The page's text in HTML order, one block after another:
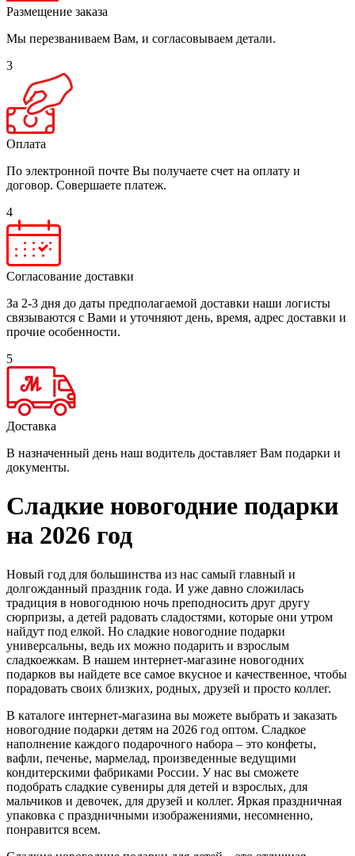
Размещение заказа
Мы перезваниваем Вам, и согласовываем детали.
3
Оплата
По электронной почте Вы получаете счет на оплату и
договор. Совершаете платеж.
4
Согласование доставки
За 2-3 дня до даты предполагаемой доставки наши логисты
связываются с Вами и уточняют день, время, адрес доставки и
прочие особенности.
5
Доставка
В назначенный день наш водитель доставляет Вам подарки и
документы.
Сладкие новогодние подарки
на 2026 год
Новый год для большинства из нас самый главный и
долгожданный праздник года. И уже давно сложилась
традиция в новогоднюю ночь преподносить друг другу
сюрпризы, а детей радовать сладостями, которые они утром
найдут под елкой. Но сладкие новогодние подарки
универсальны, ведь их можно подарить и взрослым
сладкоежкам. В нашем интернет-магазине новогодних
подарков вы найдете все самое вкусное и качественное, чтобы
порадовать своих близких, родных, друзей и просто коллег.
В каталоге интернет-магазина вы можете выбрать и заказать
новогодние подарки детям на 2026 год оптом. Сладкое
наполнение каждого подарочного набора – это конфеты,
вафли, печенье, мармелад, произведенные ведущими
кондитерскими фабриками России. У нас вы сможете
подобрать сладкие сувениры для детей и взрослых, для
мальчиков и девочек, для друзей и коллег. Яркая праздничная
упаковка с праздничными изображениями, несомненно,
понравится всем.